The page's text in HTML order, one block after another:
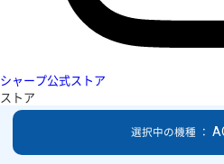
シャープ公式ストア
ストア
選択中の機種 ：